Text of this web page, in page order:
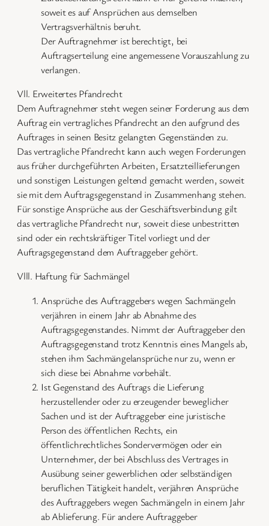
soweit es auf Ansprüchen aus demselben
Vertragsverhältnis beruht.
Der Auftragnehmer ist berechtigt, bei
Auftragserteilung eine angemessene Vorauszahlung zu
verlangen.
Vll. Erweitertes Pfandrecht
Dem Auftragnehmer steht wegen seiner Forderung aus dem
Auftrag ein vertragliches Pfandrecht an den aufgrund des
Auftrages in seinen Besitz gelangten Gegenständen zu.
Das vertragliche Pfandrecht kann auch wegen Forderungen
aus früher durchgeführten Arbeiten, Ersatzteillieferungen
und sonstigen Leistungen geltend gemacht werden, soweit
sie mit dem Auftragsgegenstand in Zusammenhang stehen.
Für sonstige Ansprüche aus der Geschäftsverbindung gilt
das vertragliche Pfandrecht nur, soweit diese unbestritten
sind oder ein rechtskräftiger Titel vorliegt und der
Auftragsgegenstand dem Auftraggeber gehört.
Vlll. Haftung für Sachmängel
Ansprüche des Auftraggebers wegen Sachmängeln
verjähren in einem Jahr ab Abnahme des
Auftragsgegenstandes. Nimmt der Auftraggeber den
Auftragsgegenstand trotz Kenntnis eines Mangels ab,
stehen ihm Sachmängelansprüche nur zu, wenn er
sich diese bei Abnahme vorbehält.
Ist Gegenstand des Auftrags die Lieferung
herzustellender oder zu erzeugender beweglicher
Sachen und ist der Auftraggeber eine juristische
Person des öffentlichen Rechts, ein
öffentlichrechtliches Sondervermögen oder ein
Unternehmer, der bei Abschluss des Vertrages in
Ausübung seiner gewerblichen oder selbständigen
beruflichen Tätigkeit handelt, verjähren Ansprüche
des Auftraggebers wegen Sachmängeln in einem Jahr
ab Ablieferung. Für andere Auftraggeber